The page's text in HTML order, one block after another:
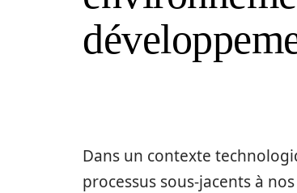
Dans un contexte
processus sous-jacents à